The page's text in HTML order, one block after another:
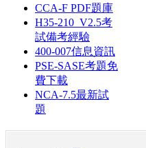
CCA-F PDF題庫
H35-210_V2.5考
試備考經驗
400-007信息資訊
PSE-SASE考題免
費下載
NCA-7.5最新試
題